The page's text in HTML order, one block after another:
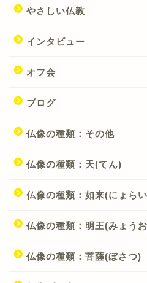
やさしい仏教
インタビュー
オフ会
ブログ
仏像の種類：その他
仏像の種類：天(てん)
仏像の種類：如来(にょら
仏像の種類：明王(みょう
仏像の種類：菩薩(ぼさつ)